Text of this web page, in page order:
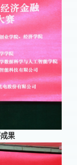
果